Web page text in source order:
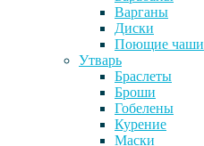
Варганы
Диски
Поющие чаши
Утварь
Браслеты
Броши
Гобелены
Курение
Маски